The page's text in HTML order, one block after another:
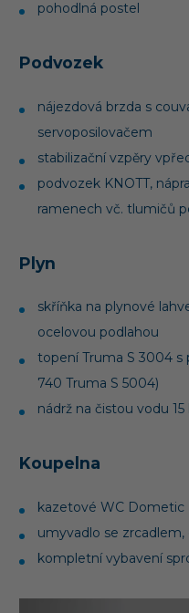
pohodlná postel
Podvozek
nájezdová brzda s
servoposilovačem
stabilizační vzpěry
podvozek KNOTT,
ramenech vč. tlumičů
Plyn
skříňka na plynové
ocelovou podlahou
topení Truma S 3004 s
740 Truma S 5004)
nádrž na čistou vodu
Koupelna
kazetové WC Dometic
umyvadlo se
kompletní vybavení